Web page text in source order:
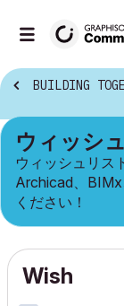
BUILDING
ウィッシ
ウィッシュリス
Archicad、
ください！
Wish